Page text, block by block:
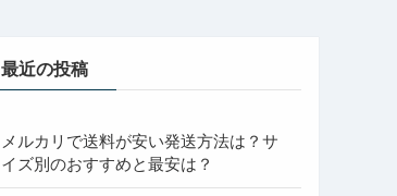
最近の投稿
メルカリで送料が安い発送方法は？サ
イズ別のおすすめと最安は？